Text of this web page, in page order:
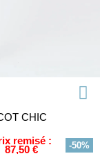
CHIC
remisé :
87,50 € -50%